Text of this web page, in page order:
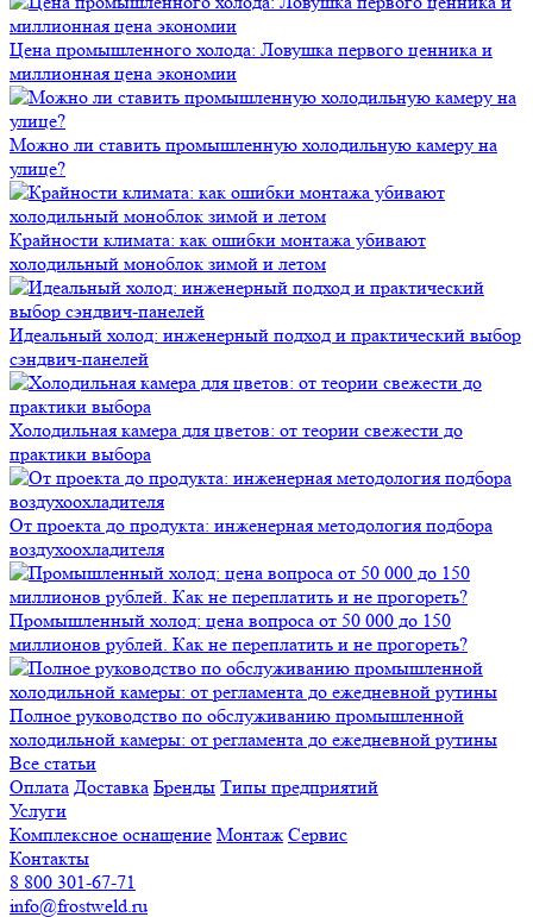
Цена промышленного холода: Ловушка первого ценника и
миллионная цена экономии
Можно ли ставить промышленную холодильную камеру на
улице?
Крайности климата: как ошибки монтажа убивают
холодильный моноблок зимой и летом
Идеальный холод: инженерный подход и практический выбор
сэндвич-панелей
Холодильная камера для цветов: от теории свежести до
практики выбора
От проекта до продукта: инженерная методология подбора
воздухоохладителя
Промышленный холод: цена вопроса от 50 000 до 150
миллионов рублей. Как не переплатить и не прогореть?
Полное руководство по обслуживанию промышленной
холодильной камеры: от регламента до ежедневной рутины
Все статьи
Оплата Доставка Бренды Типы предприятий
Услуги
Комплексное оснащение Монтаж Сервис
Контакты
8 800 301-67-71
info@frostweld.ru